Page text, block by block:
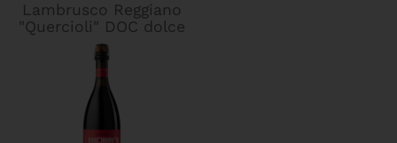
Lambrusco Reggiano
"Quercioli" DOC dolce